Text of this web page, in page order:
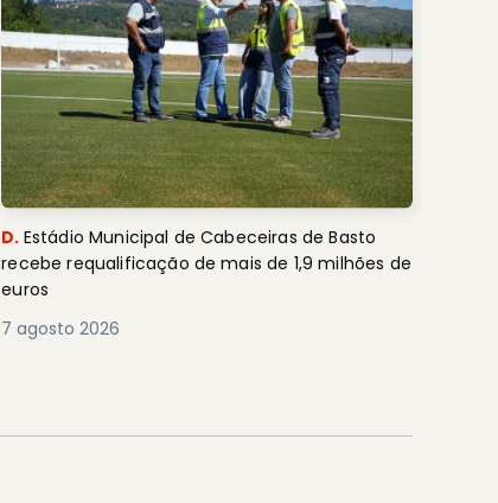
D. Estádio Municipal de Cabeceiras de Basto
recebe requalificação de mais de 1,9 milhões de
euros
7 agosto 2026